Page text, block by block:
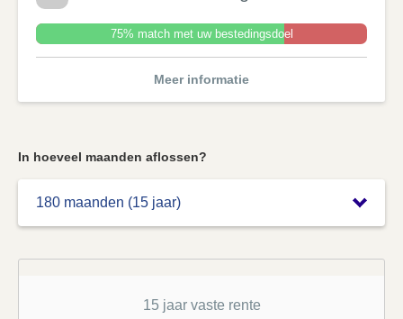
75% match met uw bestedingsdoel
Meer informatie
In hoeveel maanden aflossen?
15 jaar vaste rente